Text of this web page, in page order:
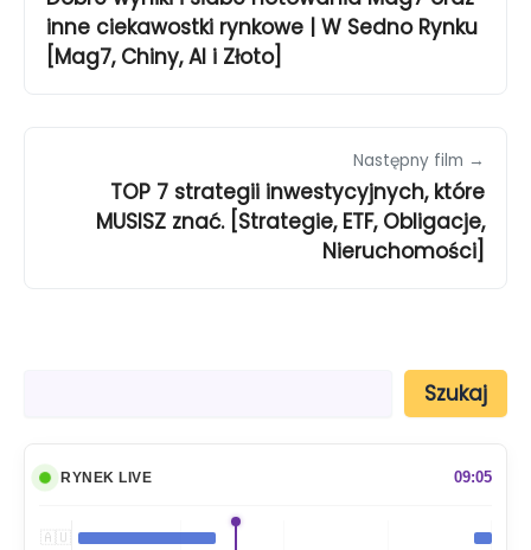
inne ciekawostki rynkowe | W Sedno Rynku
[Mag7, Chiny, AI i Złoto]
Następny film →
TOP 7 strategii inwestycyjnych, które
MUSISZ znać. [Strategie, ETF, Obligacje,
Nieruchomości]
a
Szukaj
RYNEK LIVE 09:05
🇦🇺